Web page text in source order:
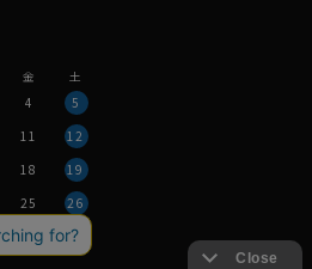
金
土
4
5
11
12
18
19
25
26